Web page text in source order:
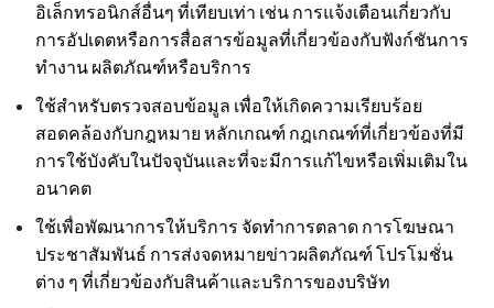
อิเล็กทรอนิกส์อื่นๆ ที่เทียบเท่า เช่น การแจ้งเตือนเกี่ยวกับ
การอัปเดตหรือการสื่อสารข้อมูลที่เกี่ยวข้องกับฟังก์ชันการ
ทำงาน ผลิตภัณฑ์หรือบริการ
ใช้สำหรับตรวจสอบข้อมูล เพื่อให้เกิดความเรียบร้อย
สอดคล้องกับกฎหมาย หลักเกณฑ์ กฎเกณฑ์ที่เกี่ยวข้องที่มี
การใช้บังคับในปัจจุบันและที่จะมีการแก้ไขหรือเพิ่มเติมใน
อนาคต
ใช้เพื่อพัฒนาการให้บริการ จัดทำการตลาด การโฆษณา
ประชาสัมพันธ์ การส่งจดหมายข่าวผลิตภัณฑ์ โปรโมชั่น
ต่าง ๆ ที่เกี่ยวข้องกับสินค้าและบริการของบริษัท